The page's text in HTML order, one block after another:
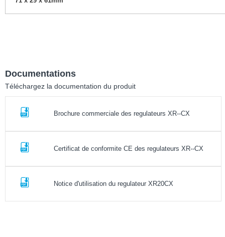
Documentations
Téléchargez la documentation du produit
Brochure commerciale des regulateurs XR--CX
Certificat de conformite CE des regulateurs XR--CX
Notice d'utilisation du regulateur XR20CX